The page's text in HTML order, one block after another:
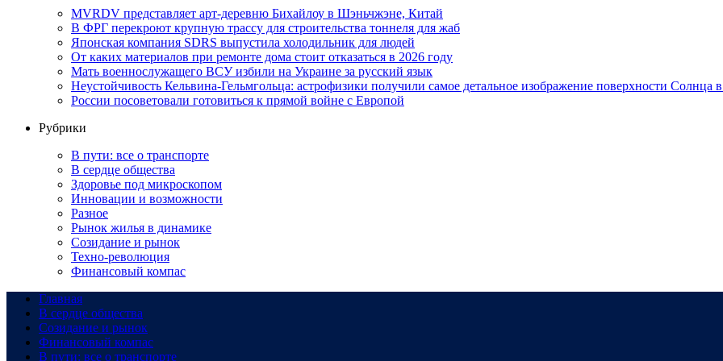
MVRDV представляет арт-деревню Бихайлоу в Шэньчжэне, Китай
В ФРГ перекроют крупную трассу для строительства тоннеля для жаб
Японская компания SDRS выпустила холодильник для людей
От каких материалов при ремонте дома стоит отказаться в 2026 году
Мать военнослужащего ВСУ избили на Украине за русский язык
Неустойчивость Кельвина-Гельмгольца: астрофизики получили самое детальное изображение поверхности Солнца
России посоветовали готовиться к прямой войне с Европой
Рубрики
В пути: все о транспорте
В сердце общества
Здоровье под микроскопом
Инновации и возможности
Разное
Рынок жилья в динамике
Созидание и рынок
Техно-революция
Финансовый компас
Главная
В сердце общества
Созидание и рынок
Финансовый компас
В пути: все о транспорте